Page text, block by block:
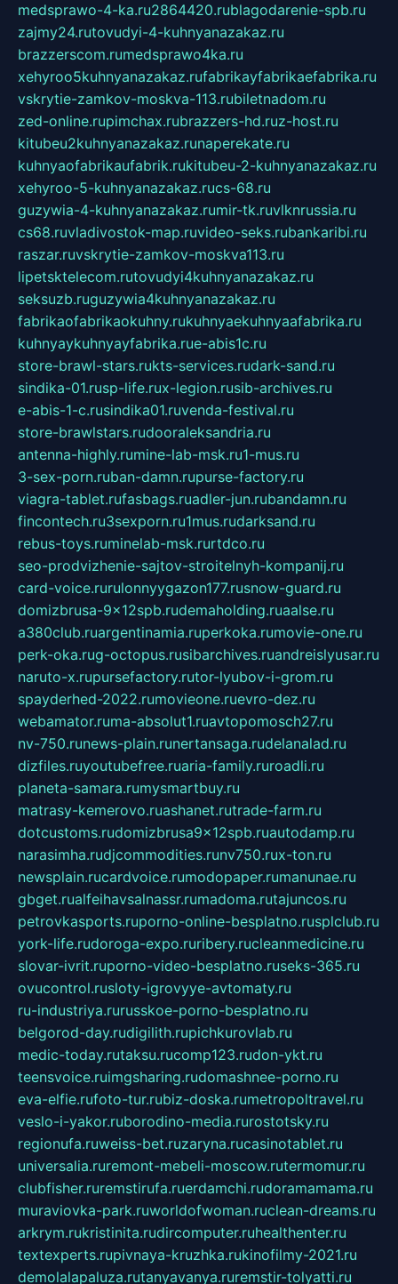
medsprawo-4-ka.ru2864420.rublagodarenie-spb.ru
zajmy24.rutovudyi-4-kuhnyanazakaz.ru
brazzerscom.rumedsprawo4ka.ru
xehyroo5kuhnyanazakaz.rufabrikayfabrikaefabrika.ru
vskrytie-zamkov-moskva-113.rubiletnadom.ru
zed-online.rupimchax.rubrazzers-hd.ruz-host.ru
kitubeu2kuhnyanazakaz.runaperekate.ru
kuhnyaofabrikaufabrik.rukitubeu-2-kuhnyanazakaz.ru
xehyroo-5-kuhnyanazakaz.rucs-68.ru
guzywia-4-kuhnyanazakaz.rumir-tk.ruvlknrussia.ru
cs68.ruvladivostok-map.ruvideo-seks.rubankaribi.ru
raszar.ruvskrytie-zamkov-moskva113.ru
lipetsktelecom.rutovudyi4kuhnyanazakaz.ru
seksuzb.ruguzywia4kuhnyanazakaz.ru
fabrikaofabrikaokuhny.rukuhnyaekuhnyaafabrika.ru
kuhnyaykuhnyayfabrika.rue-abis1c.ru
store-brawl-stars.rukts-services.rudark-sand.ru
sindika-01.rusp-life.rux-legion.rusib-archives.ru
e-abis-1-c.rusindika01.ruvenda-festival.ru
store-brawlstars.rudooraleksandria.ru
antenna-highly.rumine-lab-msk.ru1-mus.ru
3-sex-porn.ruban-damn.rupurse-factory.ru
viagra-tablet.rufasbags.ruadler-jun.rubandamn.ru
fincontech.ru3sexporn.ru1mus.rudarksand.ru
rebus-toys.ruminelab-msk.rurtdco.ru
seo-prodvizhenie-sajtov-stroitelnyh-kompanij.ru
card-voice.rurulonnyygazon177.rusnow-guard.ru
domizbrusa-9x12spb.rudemaholding.ruaalse.ru
a380club.ruargentinamia.ruperkoka.rumovie-one.ru
perk-oka.rug-octopus.rusibarchives.ruandreislyusar.ru
naruto-x.rupursefactory.rutor-lyubov-i-grom.ru
spayderhed-2022.rumovieone.ruevro-dez.ru
webamator.ruma-absolut1.ruavtopomosch27.ru
nv-750.runews-plain.runertansaga.rudelanalad.ru
dizfiles.ruyoutubefree.ruaria-family.ruroadli.ru
planeta-samara.rumysmartbuy.ru
matrasy-kemerovo.ruashanet.rutrade-farm.ru
dotcustoms.rudomizbrusa9x12spb.ruautodamp.ru
narasimha.rudjcommodities.runv750.rux-ton.ru
newsplain.rucardvoice.rumodopaper.rumanunae.ru
gbget.rualfeihavsalnassr.rumadoma.rutajuncos.ru
petrovkasports.ruporno-online-besplatno.rusplclub.ru
york-life.rudoroga-expo.ruribery.rucleanmedicine.ru
slovar-ivrit.ruporno-video-besplatno.ruseks-365.ru
ovucontrol.rusloty-igrovyye-avtomaty.ru
ru-industriya.rurusskoe-porno-besplatno.ru
belgorod-day.rudigilith.rupichkurovlab.ru
medic-today.rutaksu.rucomp123.rudon-ykt.ru
teensvoice.ruimgsharing.rudomashnee-porno.ru
eva-elfie.rufoto-tur.rubiz-doska.rumetropoltravel.ru
veslo-i-yakor.ruborodino-media.rurostotsky.ru
regionufa.ruweiss-bet.ruzaryna.rucasinotablet.ru
universalia.ruremont-mebeli-moscow.rutermomur.ru
clubfisher.ruremstirufa.ruerdamchi.rudoramamama.ru
muraviovka-park.ruworldofwoman.ruclean-dreams.ru
arkrym.rukristinita.rudircomputer.ruhealthenter.ru
textexperts.rupivnaya-kruzhka.rukinofilmy-2021.ru
demolalapaluza.rutanyavanya.ruremstir-tolyatti.ru